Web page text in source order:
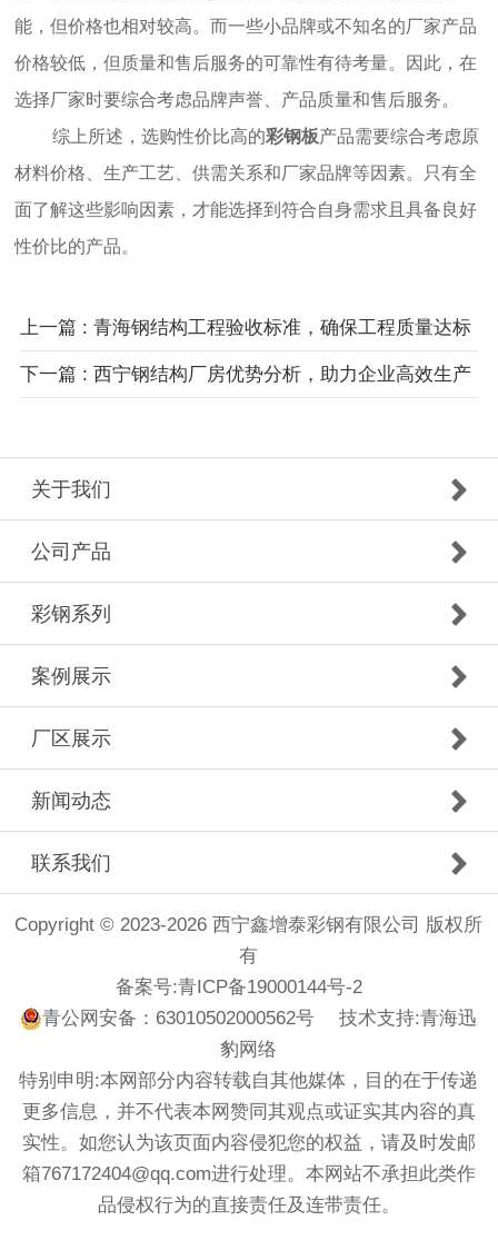
能，但价格也相对较高。而一些小品牌或不知名的厂家产品
价格较低，但质量和售后服务的可靠性有待考量。因此，在
选择厂家时要综合考虑品牌声誉、产品质量和售后服务。
综上所述，选购性价比高的彩钢板产品需要综合考虑原
材料价格、生产工艺、供需关系和厂家品牌等因素。只有全
面了解这些影响因素，才能选择到符合自身需求且具备良好
性价比的产品。
上一篇 : 青海钢结构工程验收标准，确保工程质量达标
下一篇 : 西宁钢结构厂房优势分析，助力企业高效生产
关于我们
公司产品
彩钢系列
案例展示
厂区展示
新闻动态
联系我们
Copyright © 2023-2026 西宁鑫增泰彩钢有限公司 版权所
有
备案号:青ICP备19000144号-2
青公网安备：63010502000562号 技术支持:青海迅
豹网络
特别申明:本网部分内容转载自其他媒体，目的在于传递
更多信息，并不代表本网赞同其观点或证实其内容的真
实性。如您认为该页面内容侵犯您的权益，请及时发邮
箱767172404@qq.com进行处理。本网站不承担此类作
品侵权行为的直接责任及连带责任。